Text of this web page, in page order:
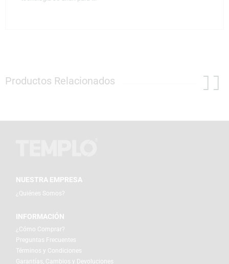
Productos Relacionados
NUESTRA EMPRESA
¿Quiénes Somos?
INFORMACIÓN
¿Cómo Comprar?
Preguntas Frecuentes
Términos y Condiciones
Garantías, Cambios y Devoluciones